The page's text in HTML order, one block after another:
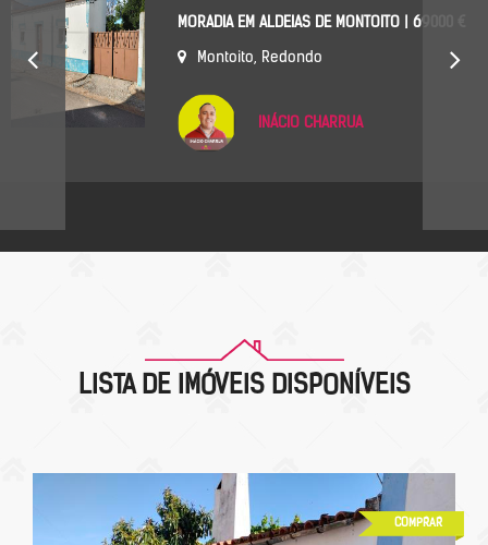
MORADIA EM ALDEIAS DE MONTOITO | 69000 €
Montoito, Redondo
INÁCIO CHARRUA
LISTA DE IMÓVEIS DISPONÍVEIS
COMPRAR